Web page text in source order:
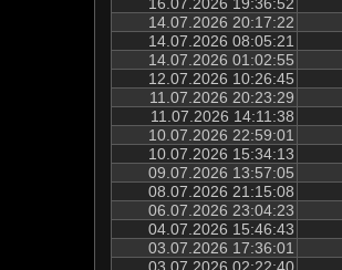
14.07.2026 20:17:22
14.07.2026 08:05:21
14.07.2026 01:02:55
12.07.2026 10:26:45
11.07.2026 20:23:29
11.07.2026 14:11:38
10.07.2026 22:59:01
10.07.2026 15:34:13
09.07.2026 13:57:05
08.07.2026 21:15:08
06.07.2026 23:04:23
04.07.2026 15:46:43
03.07.2026 17:36:01